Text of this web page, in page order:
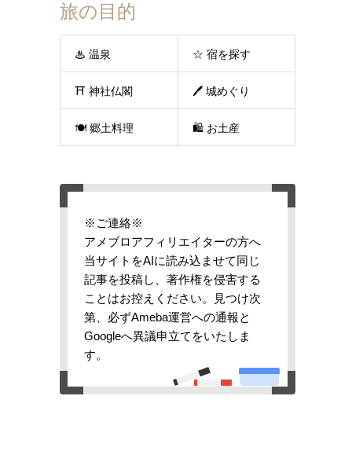
旅の目的
♨ 温泉 ☆ 宿を探す
⛩ 神社仏閣 🖊 城めぐり
🍽 郷土料理 🛍 お土産
※ご連絡※
アメブロアフィリエイターの方へ
当サイトをAIに読み込ませて同じ
記事を投稿し、著作権を侵害する
ことはお控えください。見つけ次
第、必ずAmeba運営への通報と
Googleへ異議申立てをいたしま
す。